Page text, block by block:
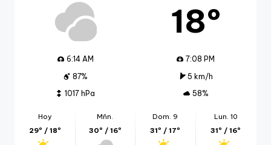
18º
6:14 AM
7:08 PM
87%
5 km/h
1017 hPa
58%
Hoy
29º / 18º
Mñn.
30º / 16º
Dom. 9
31º / 17º
Lun. 10
31º / 16º